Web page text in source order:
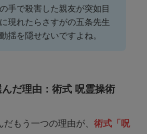
手で殺害した親友が突如目
現れたらさすがの五条先生
揺を隠せないですよね。
だ理由：術式 呪霊操術
もう一つの理由が、 術式「呪